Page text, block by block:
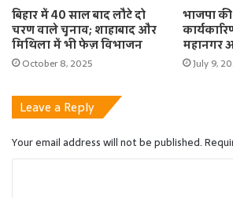
बिहार में 40 साल बाद लौटे दो
चरण वाले चुनाव; शाहाबाद और
मिथिला में भी फेज़ विभाजन
October 8, 2025
भाजपा
महानगर
July 9,
Leave a Reply
Your email address will not be published.